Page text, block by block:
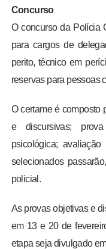
Concurso
O concurso da Polícia
para cargos de
perito, técnico em
reservas para pessoas
O certame é composto
e discursivas;
psicológica;
selecionados
policial.
As provas objetivas e
em 13 e 20 de
etapa seja divulgado